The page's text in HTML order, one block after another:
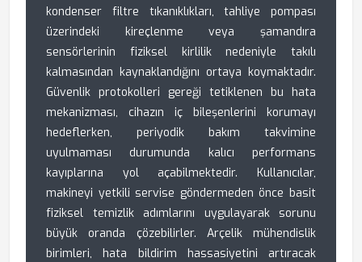
kondenser filtre tıkanıklıkları, tahliye pompası
üzerindeki kireçlenme veya şamandıra
sensörlerinin fiziksel kirlilik nedeniyle takılı
kalmasından kaynaklandığını ortaya koymaktadır.
Güvenlik protokolleri gereği tetiklenen bu hata
mekanizması, cihazın iç bileşenlerini korumayı
hedeflerken, periyodik bakım takvimine
uyulmaması durumunda kalıcı performans
kayıplarına yol açabilmektedir. Kullanıcılar,
makineyi yetkili servise göndermeden önce basit
fiziksel temizlik adımlarını uygulayarak sorunu
büyük oranda çözebilirler. Arçelik mühendislik
birimleri, hata bildirim hassasiyetini artıracak